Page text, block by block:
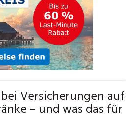
Versicherungen auf
– und was das für